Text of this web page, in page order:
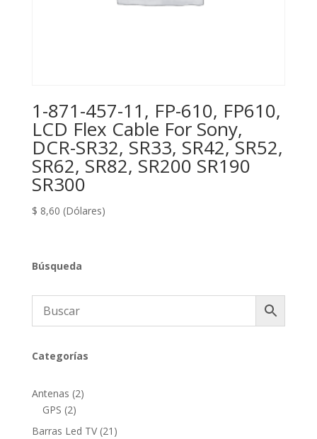
1-871-457-11, FP-610, FP610,
LCD Flex Cable For Sony,
DCR-SR32, SR33, SR42, SR52,
SR62, SR82, SR200 SR190
SR300
$ 8,60 (Dólares)
Búsqueda
Categorías
Antenas 22
GPS 22
productos
Barras Led TV 21 21